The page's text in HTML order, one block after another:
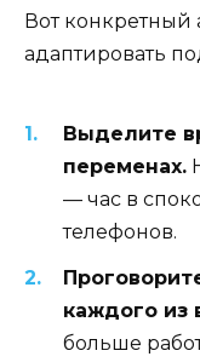
Вот
адаптировать
Выделите
переменах.
— час в
телефонов.
каждого из
больше